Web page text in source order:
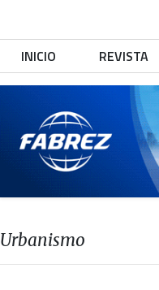
INICIO REVISTA
Urbanismo